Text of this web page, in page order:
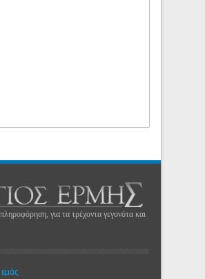
για τα τρέχοντα γεγονότα και
εμάς